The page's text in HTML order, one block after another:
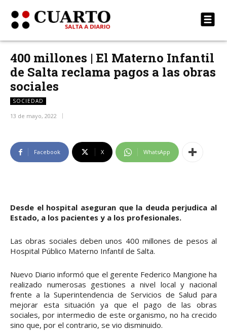
400 millones | El Materno Infantil
de Salta reclama pagos a las obras
sociales
SOCIEDAD
13 de mayo, 2022
Facebook X WhatsApp
Desde el hospital aseguran que la deuda perjudica al
Estado, a los pacientes y a los profesionales.
Las obras sociales deben unos 400 millones de pesos al
Hospital Público Materno Infantil de Salta.
Nuevo Diario informó que el gerente Federico Mangione ha
realizado numerosas gestiones a nivel local y nacional
frente a la Superintendencia de Servicios de Salud para
mejorar esta situación ya que el pago de las obras
sociales, por intermedio de este organismo, no ha crecido
sino que, por el contrario, se vio disminuido.